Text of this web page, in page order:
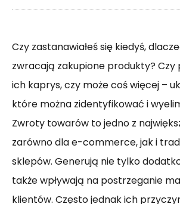
Czy zastanawiałeś się kiedyś,
zwracają zakupione produkty? Czy
ich kaprys, czy może coś więcej –
które można zidentyfikować i
Zwroty towarów to jedno z
zarówno dla e-commerce, jak i
sklepów. Generują nie tylko
także wpływają na postrzeganie
klientów. Często jednak ich